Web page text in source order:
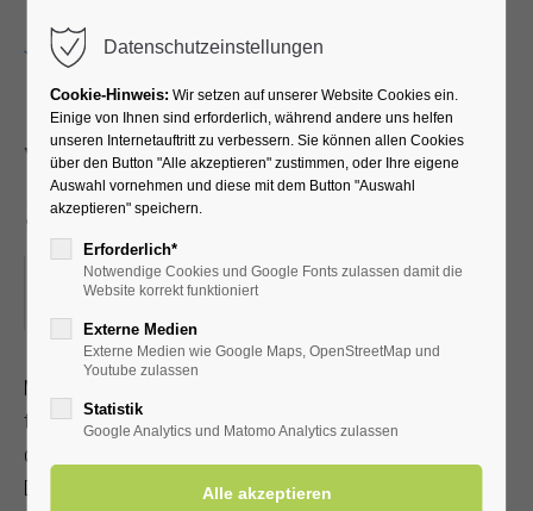
Yoga im Park für Leib und
Seele
09.10.2025, 10:00
Mit Achtsamkeit und Selbstliebe zu Gelassenheit, Ruhe und
tiefer Selbsterfahrung gelangen. Bei gutem Wetter findet
der 90-Minuten-Kurs im Kurpark statt. Bitte bringen Sie eine
Decke und ein Getränk mit. Bitte ¼ Std. vor Beginn
Datenschutzeinstellungen
Cookie-Hinweis: Wir setzen auf unserer Website Cookies ein.
Einige von Ihnen sind erforderlich, während andere uns helfen
unseren Internetauftritt zu verbessern. Sie können allen Cookies
über den Button "Alle akzeptieren" zustimmen, oder Ihre eigene
Auswahl vornehmen und diese mit dem Button "Auswahl
akzeptieren" speichern.
Erforderlich*
Notwendige Cookies und Google Fonts zulassen damit die
Website korrekt funktioniert
Externe Medien
Externe Medien wie Google Maps, OpenStreetMap und
Youtube zulassen
Statistik
Google Analytics und Matomo Analytics zulassen